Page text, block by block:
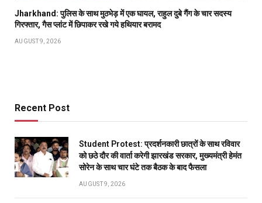
Jharkhand: पुलिस के साथ मुठभेड़ में एक घायल, राहुल दुबे गैंग के चार सदस्य
गिरफ्तार, गैस प्लांट में छिपाकर रखे गये हथियार बरामद
AUGUST 9, 2026
Recent Post
Student Protest: प्रदर्शनकारी छात्रों के साथ रविवार
को छठे दौर की वार्ता करेगी झारखंड सरकार, मुख्यमंत्री हेमंत
सोरेन के साथ चार घंटे तक बैठक के बाद फैसला
AUGUST 9, 2026